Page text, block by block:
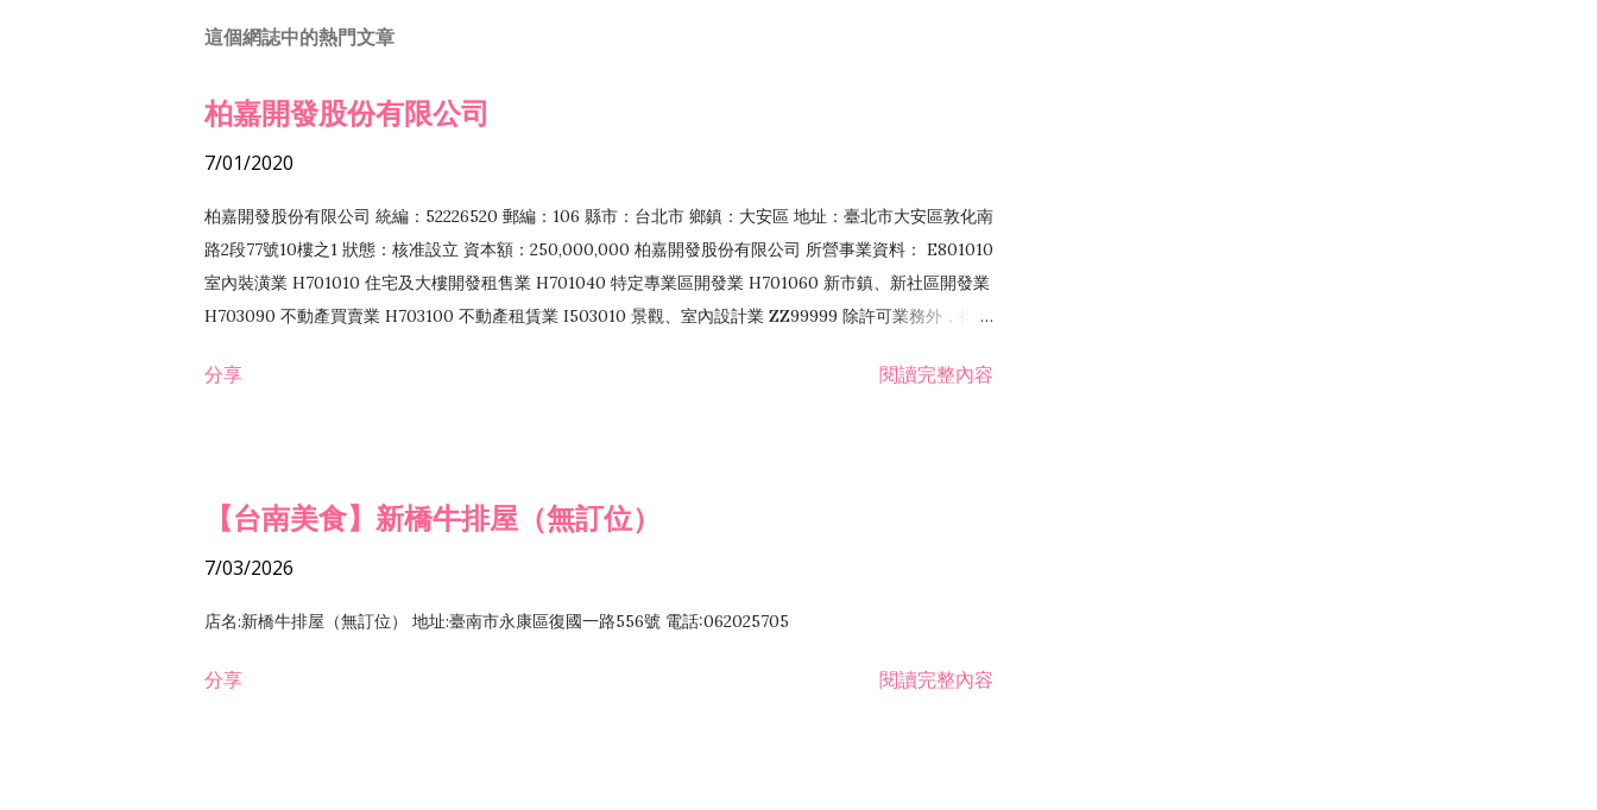
這個網誌中的熱門文章
柏嘉開發股份有限公司
7/01/2020
柏嘉開發股份有限公司 統編：52226520 郵編：106 縣市：台北市 鄉鎮：大安區 地址：臺北市大安區敦化南
路2段77號10樓之1 狀態：核准設立 資本額：250,000,000 柏嘉開發股份有限公司 所營事業資料： E801010
室內裝潢業 H701010 住宅及大樓開發租售業 H701040 特定專業區開發業 H701060 新市鎮、新社區開發業
H703090 不動產買賣業 H703100 不動產租賃業 I503010 景觀、室內設計業 ZZ99999 除許可業務外，得經
分享 閱讀完整內容
【台南美食】新橋牛排屋（無訂位）
7/03/2026
店名:新橋牛排屋（無訂位） 地址:臺南市永康區復國一路556號 電話:062025705
分享 閱讀完整內容